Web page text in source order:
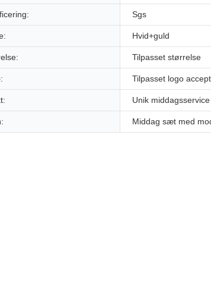
Sgs
Hvid+guld
Tilpasset størrelse
Tilpasset logo
Unik middagsservice
Middag sæt med